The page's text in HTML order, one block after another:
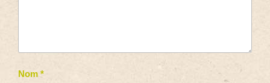
Nom *